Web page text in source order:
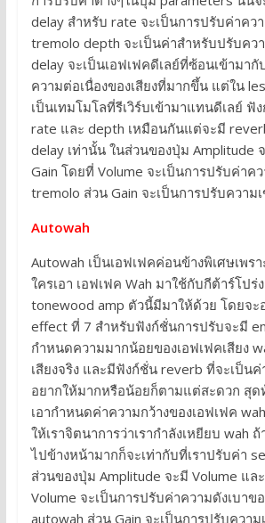
delay สำหรับ rate จะเป็นการปรับค่าคว
tremolo depth จะเป็นค่าสำหรับปรับคว
delay จะเป็นเอฟเฟคดีเลย์ที่ซ้อนเข้ามากั
ความต่อเนื่องของเสียงที่มากขึ้น แต่ใน
เป็นเทมโมโลที่รีเวิร์บเข้ามาแทนดีเลย์ ฟั
rate และ depth เหมือนกันแต่จะมี
delay เท่านั้น ในส่วนของปุ่ม Amplitude
Gain โดยที่ Volume จะเป็นการปรับค่าค
tremolo ส่วน Gain จะเป็นการปรับควา
Autowah
Autowah เป็นเอฟเฟคค่อนข้างพิเศษเพร
ใครเอา เอฟเฟค Wah มาใช้กับกีต้าร์โปร่
tonewood amp ตัวนี้มีมาให้ด้วย โดยจะ
effect ที่ 7 สำหรับฟังก์ชั่นการปรับจะมี
กำหนดความมากน้อยของเอฟเฟคเสียง
เสียงจริง และมีฟังก์ชั่น reverb ที่จะเป็นค่
อยากให้มากหรือน้อยก็ตามแต่สะดวก สุด
เอากำหนดค่าความกว้างของเอฟเฟค
ให้เราจิตนาการว่าเรากำลังเหยียบ wah ถ้
ไปข้างหน้ามากก็จะเท่ากับที่เราปรับค่า
ส่วนของปุ่ม Amplitude จะมี Volume แล
Volume จะเป็นการปรับค่าความดังเบาข
autowah ส่วน Gain จะเป็นการปรับคว